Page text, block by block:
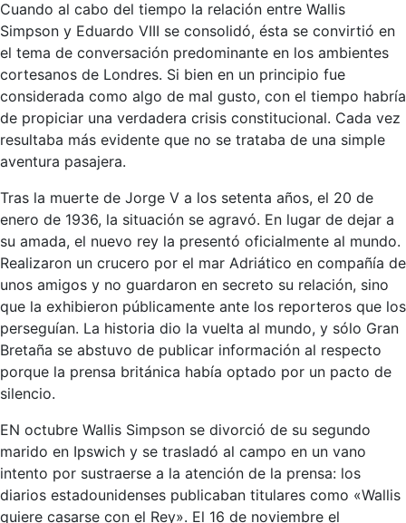
Cuando al cabo del tiempo la relación entre Wallis
Simpson y Eduardo VIII se consolidó, ésta se convirtió en
el tema de conversación predominante en los ambientes
cortesanos de Londres. Si bien en un principio fue
considerada como algo de mal gusto, con el tiempo habría
de propiciar una verdadera crisis constitucional. Cada vez
resultaba más evidente que no se trataba de una simple
aventura pasajera.
Tras la muerte de Jorge V a los setenta años, el 20 de
enero de 1936, la situación se agravó. En lugar de dejar a
su amada, el nuevo rey la presentó oficialmente al mundo.
Realizaron un crucero por el mar Adriático en compañía de
unos amigos y no guardaron en secreto su relación, sino
que la exhibieron públicamente ante los reporteros que los
perseguían. La historia dio la vuelta al mundo, y sólo Gran
Bretaña se abstuvo de publicar información al respecto
porque la prensa británica había optado por un pacto de
silencio.
EN octubre Wallis Simpson se divorció de su segundo
marido en Ipswich y se trasladó al campo en un vano
intento por sustraerse a la atención de la prensa: los
diarios estadounidenses publicaban titulares como «Wallis
quiere casarse con el Rey». El 16 de noviembre el